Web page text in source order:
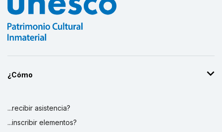
¿Cómo
...recibir asistencia?
...inscribir elementos?